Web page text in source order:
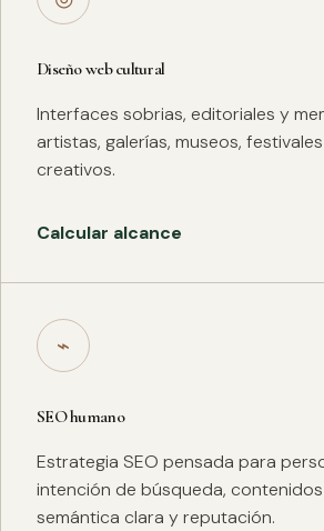
Diseño web cultural
Interfaces sobrias, editoriales y
artistas, galerías, museos,
creativos.
Calcular alcance
⌁
SEO humano
Estrategia SEO pensada para
intención de búsqueda, contenidos
semántica clara y reputación.